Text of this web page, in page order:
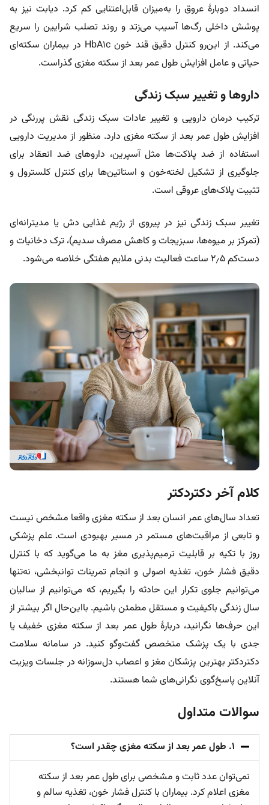
انسداد دوبارۀ عروق را به‌میزان قابل‌اعتنایی کم کرد. دیابت نیز به
پوشش داخلی رگ‌ها آسیب می‌زتد و روند تصلب شرایین را سریع
می‌کند. از این‌رو کنترل دقیق قند خون HbA۱c در بیماران سکته‌ای
حیاتی و عامل افزایش طول عمر بعد از سکته مغزی گذراست.
داروها و تغییر سبک زندگی
ترکیب درمان دارویی و تغییر عادات سبک زندگی نقش پررنگی در
افزایش طول عمر بعد از سکته مغزی دارد. منظور از مدیریت دارویی
استفاده از ضد پلاکت‌ها مثل آسپرین، داروهای ضد انعقاد برای
جلوگیری از تشکیل لخته‌خون و استاتین‌ها برای کنترل کلسترول و
تثبیت پلاک‌های عروقی است.
تغییر سبک زندگی نیز در پیروی از رژیم غذایی دش یا مدیترانه‌ای
(تمرکز بر میوه‌ها، سبزیجات و کاهش مصرف سدیم)،‌ ترک دخانیات و
دست‌کم ۲٫۵ ساعت فعالیت بدنی ملایم هفتگی خلاصه می‌شود.
کلام آخر دکتردکتر
تعداد سال‌های عمر انسان بعد از سکته مغزی واقعا مشخص نیست
و تابعی از مراقبت‌های مستمر در مسیر بهبودی است. علم پزشکی
روز با تکیه بر قابلیت ترمیم‌پذیری مغز به ما می‌گوید که با کنترل
دقیق فشار خون، تغذیه اصولی و انجام تمرینات توانبخشی، نه‌تنها
می‌توانیم جلوی تکرار این حادثه را بگیریم، که می‌توانیم از سالیان
سال زندگی باکیفیت و مستقل مطمئن باشیم. با‌این‌حال اگر بیشتر از
این حرف‌ها نگرانید، دربارۀ طول عمر بعد از سکته مغزی خفیف یا
جدی با یک پزشک متخصص گفت‌و‌گو کنید. در سامانه سلامت
دکتردکتر بهترین پزشکان مغز و اعصاب دل‌سوزانه در جلسات ویزیت
آنلاین پاسخ‌گوی نگرانی‌های شما هستند.
سوالات متداول
۱. طول عمر بعد از سکته مغزی چقدر است؟
نمی‌توان عدد ثابت و مشخصی برای طول عمر بعد از سکته
مغزی اعلام کرد. بیماران با کنترل فشار خون، تغذیه سالم و